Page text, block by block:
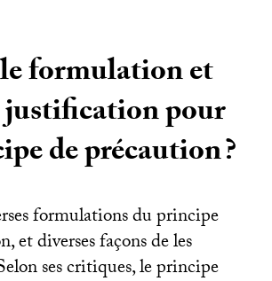
formulation et
pour
de précaution?
formulations du principe
et diverses façons de les
ses critiques, le principe